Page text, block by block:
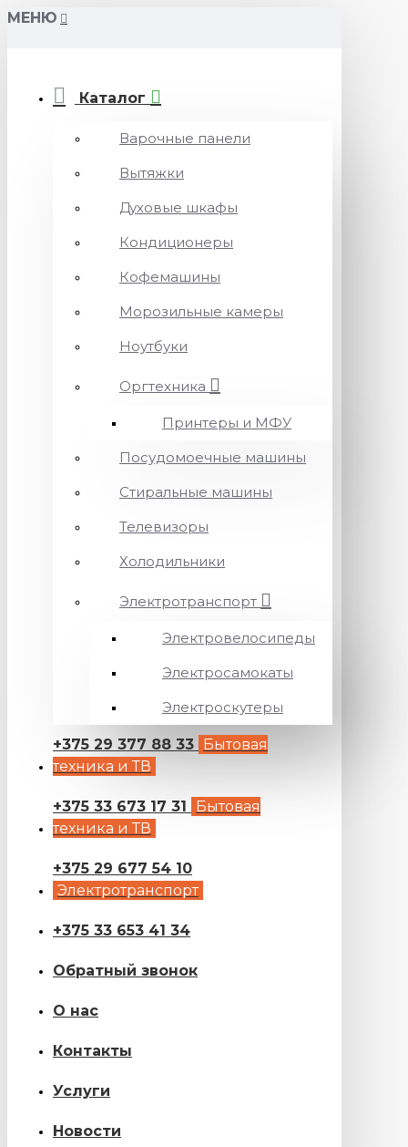
МЕНЮ
Каталог
Варочные панели
Вытяжки
Духовые шкафы
Кондиционеры
Кофемашины
Морозильные камеры
Ноутбуки
Оргтехника
Принтеры и МФУ
Посудомоечные машины
Стиральные машины
Телевизоры
Холодильники
Электротранспорт
Электровелосипеды
Электросамокаты
Электроскутеры
+375 29 377 88 33 Бытовая
техника и ТВ
+375 33 673 17 31
Бытовая
техника и ТВ
+375 29 677 54 10
Электротранспорт
+375 33 653 41 34
Обратный звонок
О нас
Контакты
Услуги
Новости